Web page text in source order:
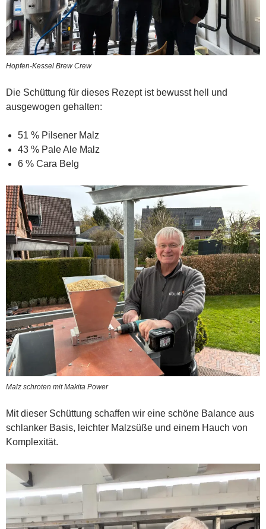
Hopfen-Kessel Brew Crew
Die Schüttung für dieses Rezept ist bewusst hell und
ausgewogen gehalten:
51 % Pilsener Malz
43 % Pale Ale Malz
6 % Cara Belg
Malz schroten mit Makita Power
Mit dieser Schüttung schaffen wir eine schöne Balance aus
schlanker Basis, leichter Malzsüße und einem Hauch von
Komplexität.